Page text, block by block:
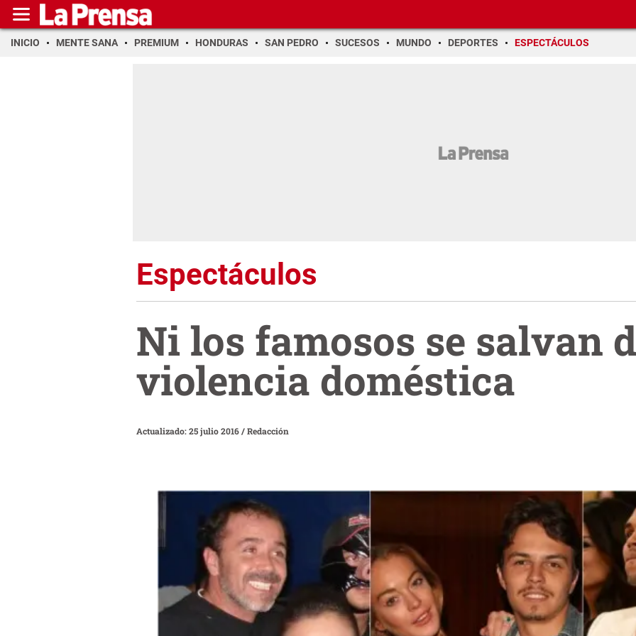
INICIO MENTE SANA PREMIUM HONDURAS SAN PEDRO SUCESOS MUNDO DEPORTES ESPECTÁCULOS
Espectáculos
Ni los famosos se salvan
violencia doméstica
Actualizado: 25 julio 2016/Redacción